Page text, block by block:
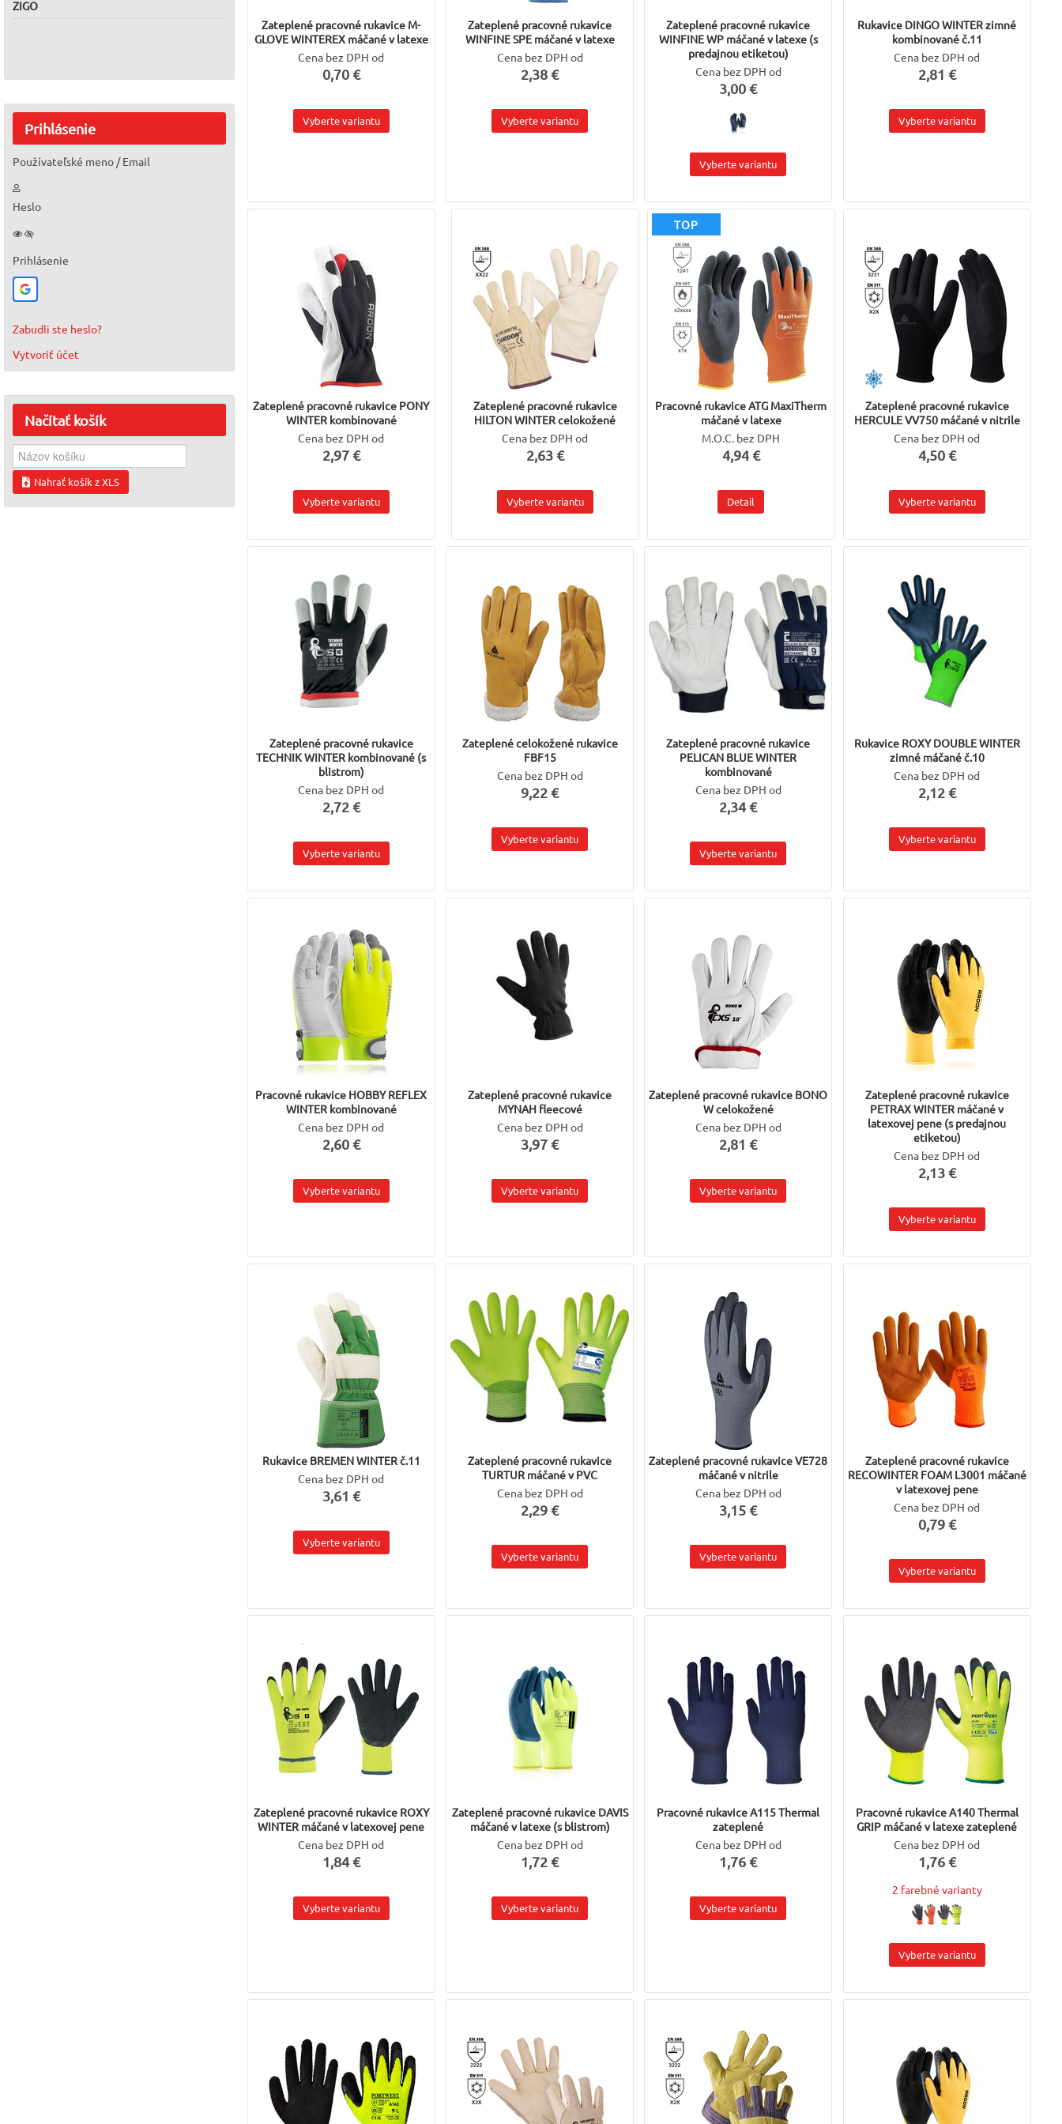
ZIGO
Prihlásenie
Používateľské meno / Email
Heslo
Prihlásenie
Zabudli ste heslo?
Vytvoriť účet
Načítaťkošík
Nahrať košík z XLS
Zateplené pracovné rukavice M-
GLOVE WINTEREX máčané v latexe
Cena bez DPH od
0,70 €
Vyberte variantu
Zateplené pracovné rukavice
WINFINE SPE máčané v latexe
Cena bez DPH od
2,38 €
Vyberte variantu
Zateplené pracovné rukavice
WINFINE WP máčané v latexe (s
predajnou etiketou)
Cena bez DPH od
3,00 €
Vyberte variantu
Rukavice DINGO WINTER zimné
kombinované č.11
Cena bez DPH od
2,81 €
Vyberte variantu
Zateplené pracovné rukavice PONY
WINTER kombinované
Cena bez DPH od
2,97 €
Vyberte variantu
Zateplené pracovné rukavice
HILTON WINTER celokožené
Cena bez DPH od
2,63 €
Vyberte variantu
TOP
Pracovné rukavice ATG MaxiTherm
máčané v latexe
M.O.C. bez DPH
4,94 €
Detail
Zateplené pracovné rukavice
HERCULE VV750 máčané v nitrile
Cena bez DPH od
4,50 €
Vyberte variantu
Zateplené pracovné rukavice
TECHNIK WINTER kombinované (s
blistrom)
Cena bez DPH od
2,72 €
Vyberte variantu
Zateplené celokožené rukavice
FBF15
Cena bez DPH od
9,22 €
Vyberte variantu
Zateplené pracovné rukavice
PELICAN BLUE WINTER
kombinované
Cena bez DPH od
2,34 €
Vyberte variantu
Rukavice ROXY DOUBLE WINTER
zimné máčané č.10
Cena bez DPH od
2,12 €
Vyberte variantu
Pracovné rukavice HOBBY REFLEX
WINTER kombinované
Cena bez DPH od
2,60 €
Vyberte variantu
Zateplené pracovné rukavice
MYNAH fleecové
Cena bez DPH od
3,97 €
Vyberte variantu
Zateplené pracovné rukavice BONO
W celokožené
Cena bez DPH od
2,81 €
Vyberte variantu
Zateplené pracovné rukavice
PETRAX WINTER máčané v
latexovej pene (s predajnou
etiketou)
Cena bez DPH od
2,13 €
Vyberte variantu
Rukavice BREMEN WINTER č.11
Cena bez DPH od
3,61 €
Vyberte variantu
Zateplené pracovné rukavice
TURTUR máčané v PVC
Cena bez DPH od
2,29 €
Vyberte variantu
Zateplené pracovné rukavice VE728
máčané v nitrile
Cena bez DPH od
3,15 €
Vyberte variantu
Zateplené pracovné rukavice
RECOWINTER FOAM L3001 máčané
v latexovej pene
Cena bez DPH od
0,79 €
Vyberte variantu
Zateplené pracovné rukavice ROXY
WINTER máčané v latexovej pene
Cena bez DPH od
1,84 €
Vyberte variantu
Zateplené pracovné rukavice DAVIS
máčané v latexe (s blistrom)
Cena bez DPH od
1,72 €
Vyberte variantu
Pracovné rukavice A115 Thermal
zateplené
Cena bez DPH od
1,76 €
Vyberte variantu
Pracovné rukavice A140 Thermal
GRIP máčané v latexe zateplené
Cena bez DPH od
1,76 €
2 farebné varianty
Vyberte variantu